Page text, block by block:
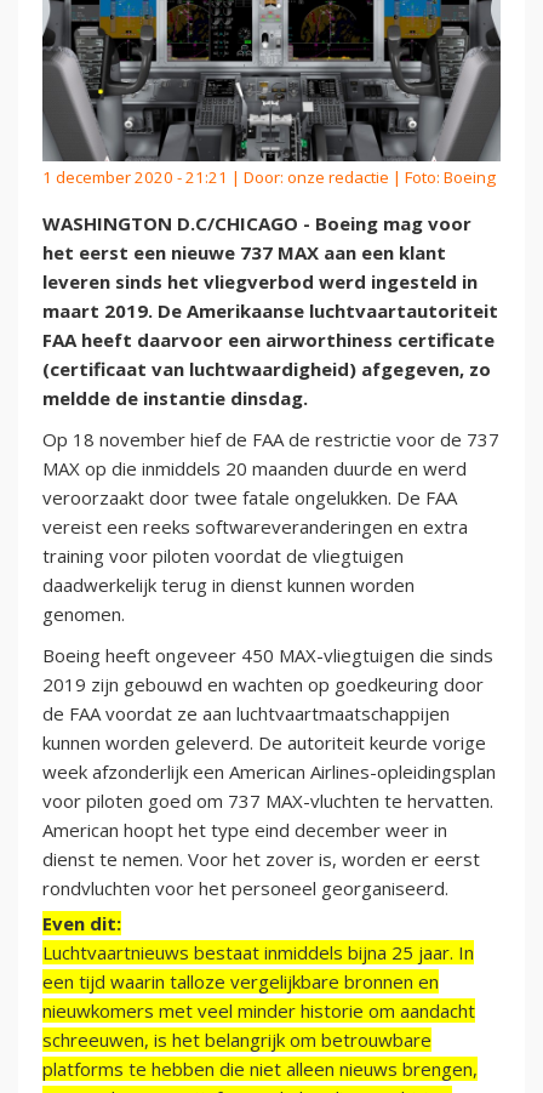
1 december 2020 - 21:21 | Door: onze redactie | Foto: Boeing
WASHINGTON D.C/CHICAGO - Boeing mag voor
het eerst een nieuwe 737 MAX aan een klant
leveren sinds het vliegverbod werd ingesteld in
maart 2019. De Amerikaanse luchtvaartautoriteit
FAA heeft daarvoor een airworthiness certificate
(certificaat van luchtwaardigheid) afgegeven, zo
meldde de instantie dinsdag.
Op 18 november hief de FAA de restrictie voor de 737
MAX op die inmiddels 20 maanden duurde en werd
veroorzaakt door twee fatale ongelukken. De FAA
vereist een reeks softwareveranderingen en extra
training voor piloten voordat de vliegtuigen
daadwerkelijk terug in dienst kunnen worden
genomen.
Boeing heeft ongeveer 450 MAX-vliegtuigen die sinds
2019 zijn gebouwd en wachten op goedkeuring door
de FAA voordat ze aan luchtvaartmaatschappijen
kunnen worden geleverd. De autoriteit keurde vorige
week afzonderlijk een American Airlines-opleidingsplan
voor piloten goed om 737 MAX-vluchten te hervatten.
American hoopt het type eind december weer in
dienst te nemen. Voor het zover is, worden er eerst
rondvluchten voor het personeel georganiseerd.
Even dit:
Luchtvaartnieuws bestaat inmiddels bijna 25 jaar. In
een tijd waarin talloze vergelijkbare bronnen en
nieuwkomers met veel minder historie om aandacht
schreeuwen, is het belangrijk om betrouwbare
platforms te hebben die niet alleen nieuws brengen,